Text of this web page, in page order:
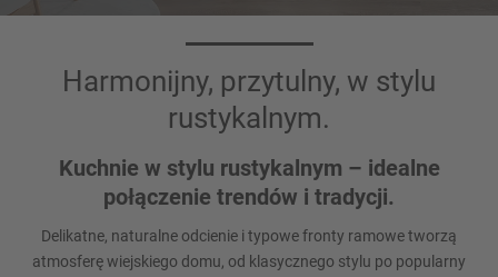
Harmonijny, przytulny, w stylu
rustykalnym.
Kuchnie w stylu rustykalnym – idealne
połączenie trendów i tradycji.
Delikatne, naturalne odcienie i typowe fronty ramowe tworzą
atmosferę wiejskiego domu, od klasycznego stylu po popularny